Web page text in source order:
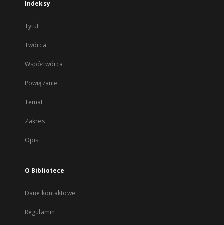
Indeksy
Tytuł
Twórca
Współtwórca
Powiązanie
Temat
Zakres
Opis
O Bibliotece
Dane kontaktowe
Regulamin